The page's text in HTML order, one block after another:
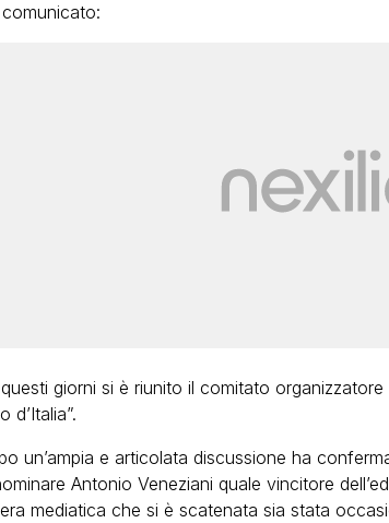
questi giorni si è riunito il comitato organizzatore
d’Italia”.
un’ampia e articolata discussione ha
Antonio Veneziani quale vincitore
mediatica che si è scatenata sia stata